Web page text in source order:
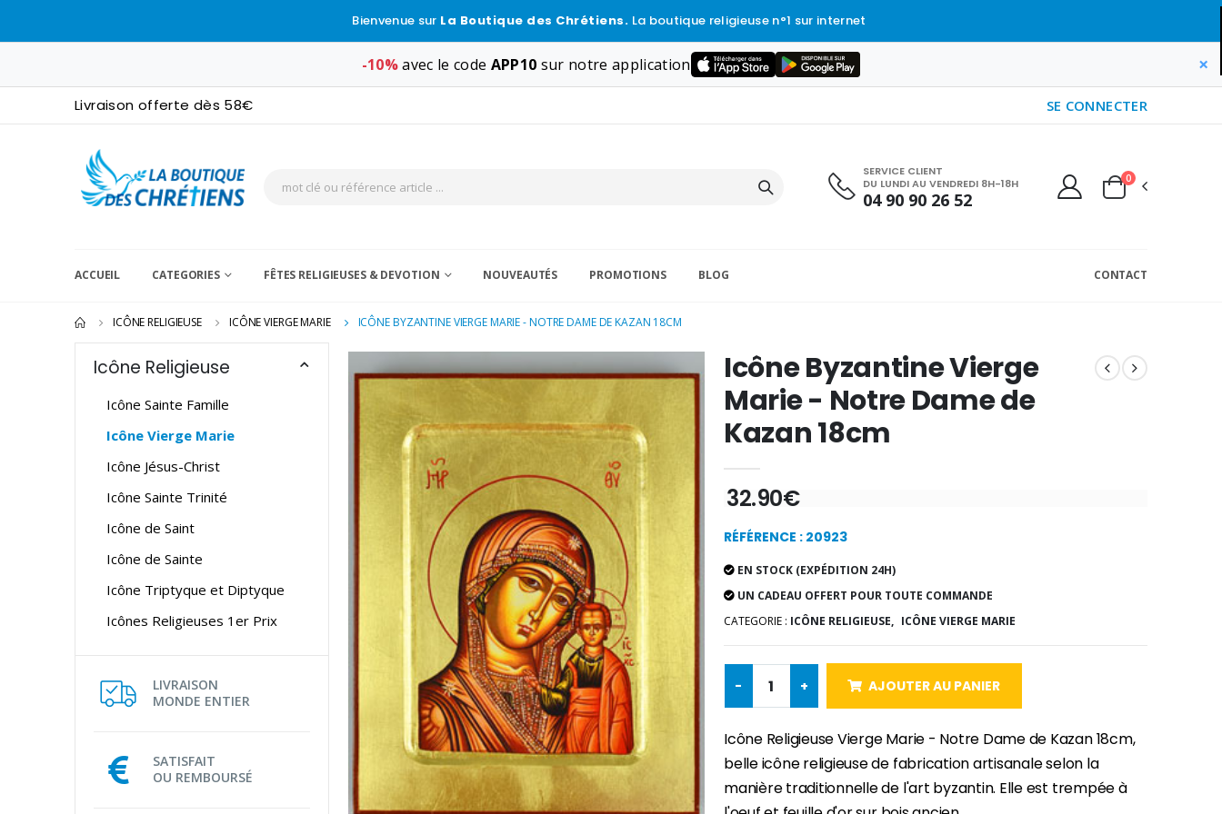
Bienvenue sur La Boutique des Chrétiens. La boutique religieuse n°1 sur internet
-10%avec le code APP10 sur notre application ×
Livraison offerte dès 58€ SE CONNECTER
SERVICE CLIENT
DU LUNDI AU VENDREDI 8H-18H
04 90 90 26 52
0
ACCUEIL CATEGORIES FÊTES RELIGIEUSES & DEVOTION NOUVEAUTÉS PROMOTIONS BLOG CONTACT
ICÔNE RELIGIEUSE ICÔNE VIERGE MARIE ICÔNE BYZANTINE VIERGE MARIE - NOTRE DAME DE KAZAN 18CM
Icône Religieuse
Icône Sainte Famille
Icône Vierge Marie
Icône Jésus-Christ
Icône Sainte Trinité
Icône de Saint
Icône de Sainte
Icône Triptyque et Diptyque
Icônes Religieuses 1er Prix
LIVRAISON
MONDE ENTIER
SATISFAIT
OU REMBOURSÉ
Icône Byzantine Vierge
Marie - Notre Dame de
Kazan 18cm
32.90€
RÉFÉRENCE : 20923
EN STOCK (EXPÉDITION 24H)
UN CADEAU OFFERT POUR TOUTE COMMANDE
CATEGORIE : ICÔNE RELIGIEUSE, ICÔNE VIERGE MARIE
- + AJOUTER AU PANIER
Icône Religieuse Vierge Marie - Notre Dame de Kazan 18cm,
belle icône religieuse de fabrication artisanale selon la
manière traditionnelle de l'art byzantin. Elle est trempée à